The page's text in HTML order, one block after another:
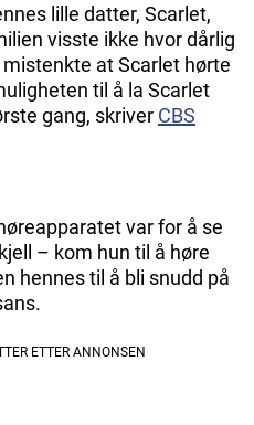
lille datter, Scarlet,
visste ikke hvor dårlig
at Scarlet hørte
til å la Scarlet
gang, skriver CBS
var for å se
– kom hun til å høre
hennes til å bli snudd på